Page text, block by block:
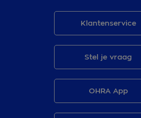
Klantenservice
Stel je vraag
OHRA App